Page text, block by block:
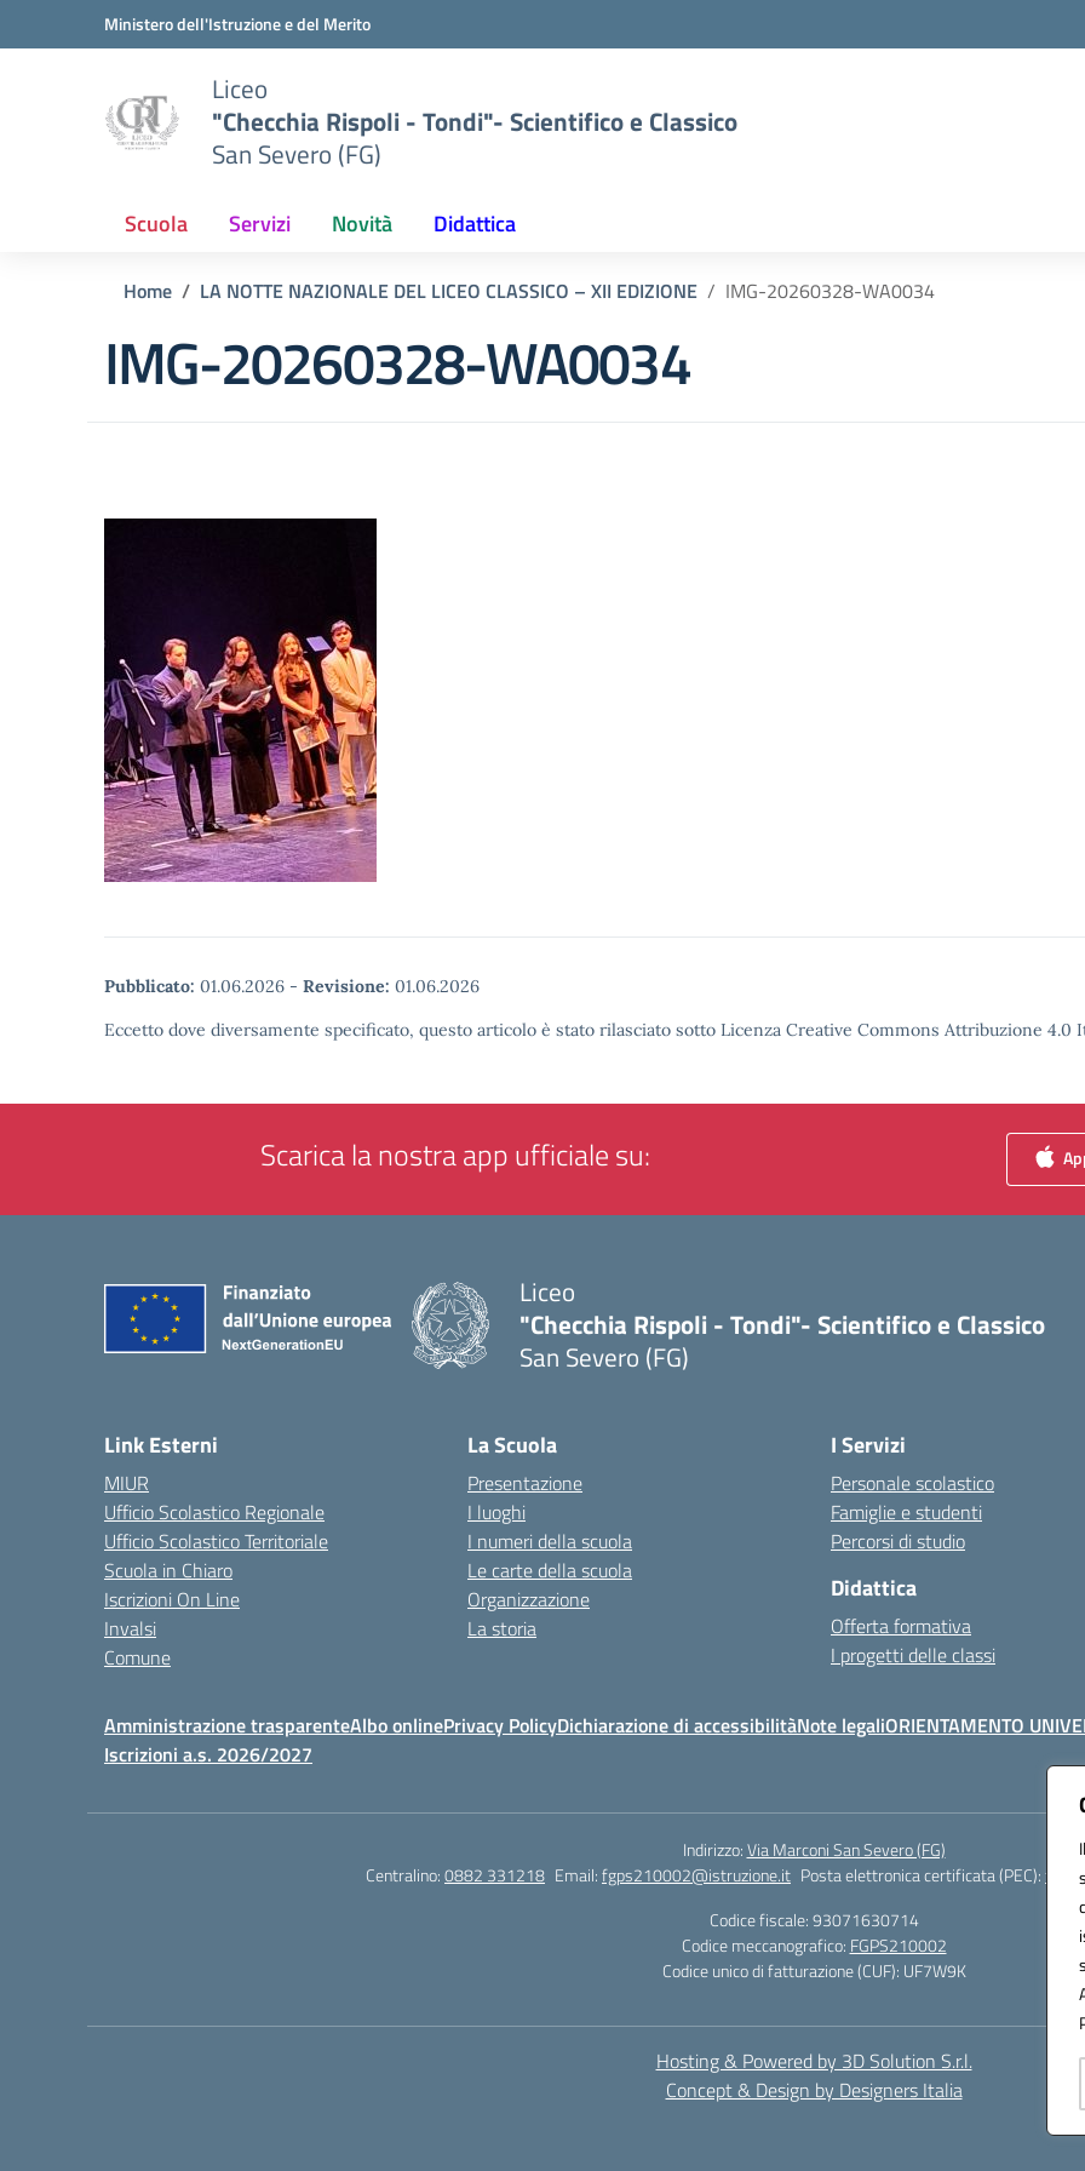
Vai ai contenuti
Vai al menu di navigazioneMinistero dell'Istruzione e del Merito
Liceo
"Checchia Rispoli - Tondi"- Scientifico e Classico
San Severo (FG)
Scuola Servizi Novità Didattica
Home LA NOTTE NAZIONALE DEL LICEO CLASSICO – XII EDIZIONE IMG-20260328-WA0034
IMG-20260328-WA0034
Pubblicato: 01.06.2026 - Revisione: 01.06.2026
Eccetto dove diversamente specificato, questo articolo è stato rilasciato sotto Licenza Creative Commons Attribuzione 4.0
Scarica la nostra app ufficiale su:
Liceo
"Checchia Rispoli - Tondi"- Scientifico e Classico
San Severo (FG)
Link Esterni
MIUR
Ufficio Scolastico Regionale
Ufficio Scolastico Territoriale
Scuola in Chiaro
Iscrizioni On Line
Invalsi
Comune
La Scuola
Presentazione
I luoghi
I numeri della scuola
Le carte della scuola
Organizzazione
La storia
I Servizi
Personale scolastico
Famiglie e studenti
Percorsi di studio
Didattica
Offerta formativa
I progetti delle classi
Amministrazione trasparenteAlbo onlinePrivacy PolicyDichiarazione di accessibilitàNote legaliORIENTAMENTO
Iscrizioni a.s. 2026/2027
Indirizzo:Via Marconi San Severo (FG)
Centralino:0882 331218 Email:fgps210002@istruzione.it Posta elettronica certificata (PEC):
Codice fiscale: 93071630714
Codice meccanografico: FGPS210002
Codice unico di fatturazione (CUF): UF7W9K
Hosting & Powered by 3D Solution S.r.l.
Concept & Design by Designers Italia